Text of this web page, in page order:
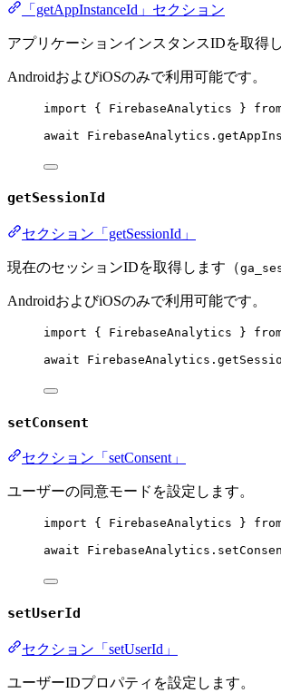
「getAppInstanceId」セクション
アプリケーションインスタンスIDを取得し
AndroidおよびiOSのみで利用可能です。
import { FirebaseAnalytics }
await FirebaseAnalytics.
getSessionId
セクション「getSessionId」
現在のセッションIDを取得します（
AndroidおよびiOSのみで利用可能です。
import { FirebaseAnalytics }
await FirebaseAnalytics.
setConsent
セクション「setConsent」
ユーザーの同意モードを設定します。
import { FirebaseAnalytics }
await FirebaseAnalytics.
setUserId
セクション「setUserId」
ユーザーIDプロパティを設定します。